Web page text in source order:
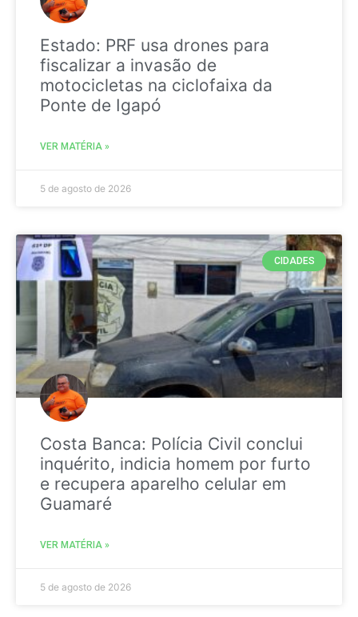
Estado: PRF usa drones para
fiscalizar a invasão de
motocicletas na ciclofaixa da
Ponte de Igapó
VER MATÉRIA »
5 de agosto de 2026
CIDADES
Costa Banca: Polícia Civil conclui
inquérito, indicia homem por furto
e recupera aparelho celular em
Guamaré
VER MATÉRIA »
5 de agosto de 2026